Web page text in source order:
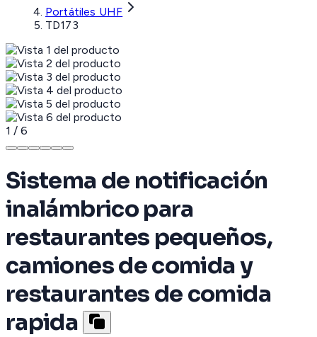
Portátiles UHF
TD173
1 / 6
Sistema de notificación
inalámbrico para
restaurantes pequeños,
camiones de comida y
restaurantes de comida
rapida